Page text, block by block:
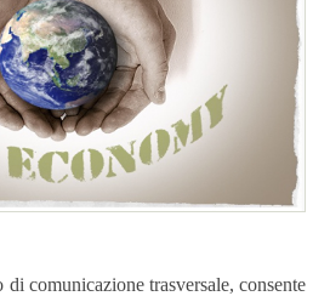
di comunicazione trasversale, consente